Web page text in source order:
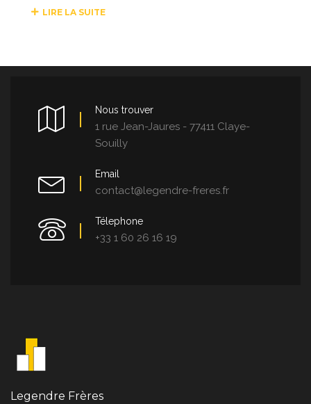
LIRE LA SUITE
Nous trouver
1 rue Jean-Jaures - 77411 Claye-
Souilly
Email
contact@legendre-freres.fr
Télephone
+33 1 60 26 16 19
Legendre Frères